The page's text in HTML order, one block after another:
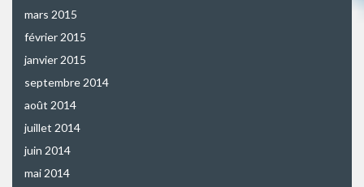
mars 2015
février 2015
janvier 2015
septembre 2014
août 2014
juillet 2014
juin 2014
mai 2014